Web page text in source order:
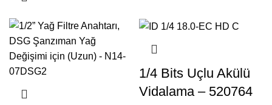
1/4 Bits Uçlu Akülü
Vidalama – 520764